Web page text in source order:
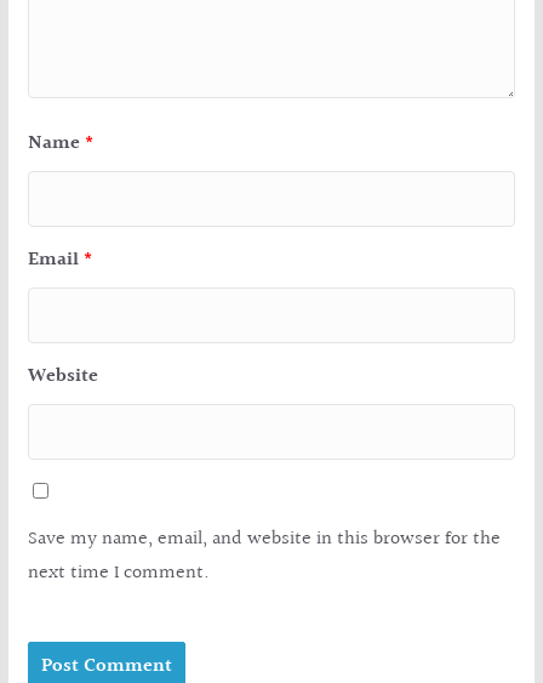
Name *
Email *
Website
Save my name, email, and website in this browser for the
next time I comment.